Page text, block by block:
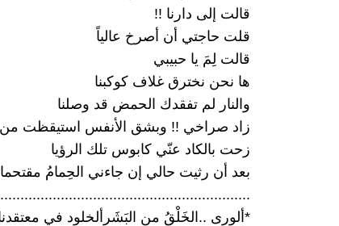
قالت إلى دارنا !!
قلت حاجتي أن أصرخ عالياً
قالت لِمَ يا حبيبي
ها نحن نخترق غلاف كوكبنا
والنار لم تفقدك الحمض قد وصلنا
زاد صراخي !! وبشق الأنفس استيقظت
زحت بالكاد عنّي كابوس تلك الرؤيا
بعد أن رثيت حالي إن جاءني الحِمامُ
*ألورى ..الخَلْقُ من البَشَرألخلود في معتقدنا